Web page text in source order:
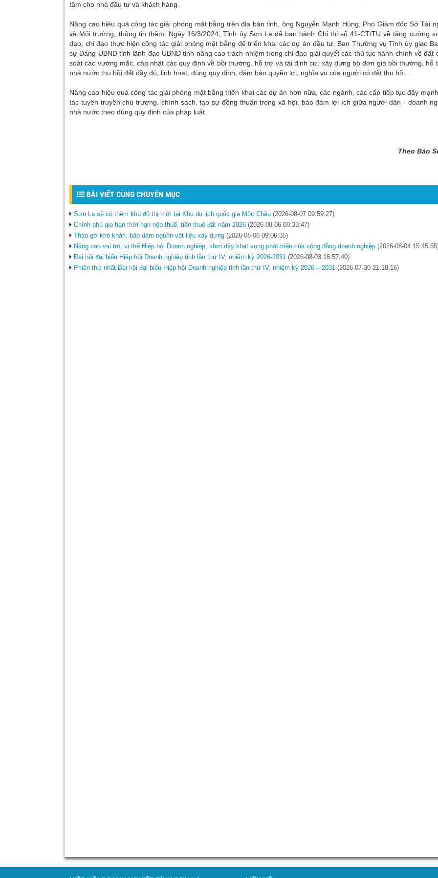
tâm cho nhà đầu tư và khách hàng.
Nâng cao hiệu quả công tác giải phóng mặt bằng trên địa bàn tỉnh, ông Nguyễn Mạnh Hùng, Phó Giám đốc Sở Tài
và Môi trường, thông tin thêm: Ngày 16/3/2024, Tỉnh ủy Sơn La đã ban hành Chỉ thị số 41-CT/TU về tăng cường
đạo, chỉ đạo thực hiện công tác giải phóng mặt bằng để triển khai các dự án đầu tư. Ban Thường vụ Tỉnh ủy giao
sự Đảng UBND tỉnh lãnh đạo UBND tỉnh nâng cao trách nhiệm trong chỉ đạo giải quyết các thủ tục hành chính về đất
soát các vướng mắc, cập nhật các quy định về bồi thường, hỗ trợ và tái định cư; xây dựng bộ đơn giá bồi thường, hỗ
nhà nước thu hồi đất đầy đủ, linh hoạt, đúng quy định, đảm bảo quyền lợi, nghĩa vụ của người có đất thu hồi...
Nâng cao hiệu quả công tác giải phóng mặt bằng triển khai các dự án hơn nữa, các ngành, các cấp tiếp tục đẩy
tác tuyên truyền chủ trương, chính sách, tạo sự đồng thuận trong xã hội; bảo đảm lợi ích giữa người dân - doanh
nhà nước theo đúng quy định của pháp luật.
Theo Báo
BÀI VIẾT CÙNG CHUYÊN MỤC
Sơn La sẽ có thêm khu đô thị mới tại Khu du lịch quốc gia Mộc Châu (2026-08-07 09:59:27)
Chính phủ gia hạn thời hạn nộp thuế, tiền thuê đất năm 2026 (2026-08-06 09:33:47)
Tháo gỡ khó khăn, bảo đảm nguồn vật liệu xây dựng (2026-08-06 09:06:35)
Nâng cao vai trò, vị thế Hiệp hội Doanh nghiệp, khơi dậy khát vọng phát triển của cộng đồng doanh nghiệp (2026-08-04
Đại hội đại biểu Hiệp hội Doanh nghiệp tỉnh lần thứ IV, nhiệm kỳ 2026-2031 (2026-08-03 16:57:40)
Phiên thứ nhất Đại hội đại biểu Hiệp hội Doanh nghiệp tỉnh lần thứ IV, nhiệm kỳ 2026 – 2031 (2026-07-30 21:18:16)